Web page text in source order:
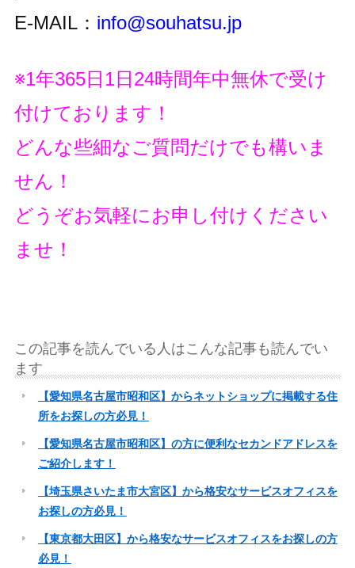
E-MAIL： info@souhatsu.jp
※1年365日1日24時間年中無休で受け
付けております！
どんな些細なご質問だけでも構いま
せん！
どうぞお気軽にお申し付けください
ませ！
この記事を読んでいる人はこんな記事も読んでい
ます
【愛知県名古屋市昭和区】からネットショップに掲載する住
所をお探しの方必見！
【愛知県名古屋市昭和区】の方に便利なセカンドアドレスを
ご紹介します！
【埼玉県さいたま市大宮区】から格安なサービスオフィスを
お探しの方必見！
【東京都大田区】から格安なサービスオフィスをお探しの方
必見！